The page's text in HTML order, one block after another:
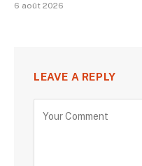
6 août 2026
LEAVE A REPLY